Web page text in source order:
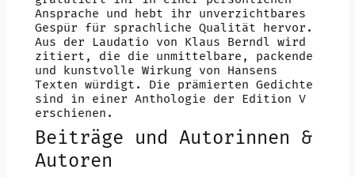
Ansprache und hebt ihr unverzichtbares
Gespür für sprachliche Qualität hervor.
Aus der Laudatio von Klaus Berndl wird
zitiert, die die unmittelbare, packende
und kunstvolle Wirkung von Hansens
Texten würdigt. Die prämierten Gedichte
sind in einer Anthologie der Edition V
erschienen.
Beiträge und Autorinnen &
Autoren